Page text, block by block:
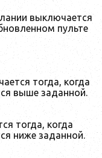
выключается
пульте
тогда, когда
выше заданной.
тогда, когда
ниже заданной.